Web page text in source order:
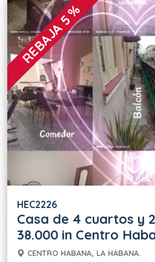
REBAJA 5 %
HEC2226
Casa de 4 cuartos y
38.000 in Centro
CENTRO HABANA, LA HABANA.